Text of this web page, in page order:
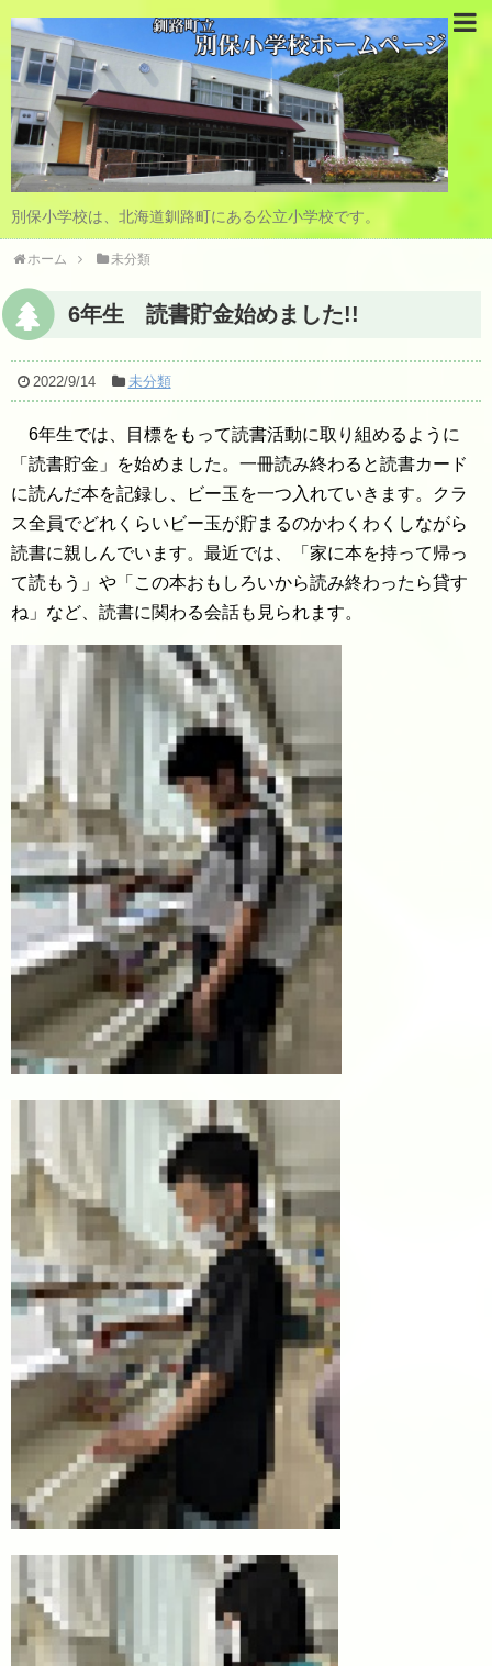
別保小学校は、北海道釧路町にある公立小学校です。
ホーム 未分類
6年生 読書貯金始めました!!
2022/9/14 未分類
6年生では、目標をもって読書活動に取り組めるように
「読書貯金」を始めました。一冊読み終わると読書カード
に読んだ本を記録し、ビー玉を一つ入れていきます。クラ
ス全員でどれくらいビー玉が貯まるのかわくわくしながら
読書に親しんでいます。最近では、「家に本を持って帰っ
て読もう」や「この本おもしろいから読み終わったら貸す
ね」など、読書に関わる会話も見られます。